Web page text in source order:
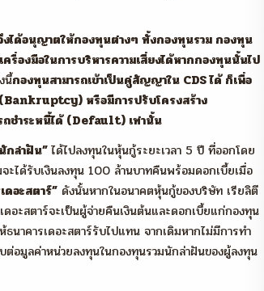
งได้อนุญาตให้กองทุนต่างๆ ทั้งกองทุนรวม กองทุน
รื่องมือในการบริหารความเสี่ยงได้หากกองทุนนั้นไป
นี้กองทุนสามารถเข้าเป็นคู่สัญญาใน CDS ได้ ก็เพื่อ
หรือมีการปรับโครงสร้าง
ชำระหนี้ได้ (Default) เท่านั้น
กล่าฝัน”ได้ไปลงทุนในหุ้นกู้ระยะเวลา 5 ปี ที่ออกโดย
ะได้รับเงินลงทุน 100 ล้านบาทคืนพร้อมดอกเบี้ยเมื่อ
ดอะสตาร์” ดังนั้นหากในอนาคตหุ้นกู้ของบริษัท เรียลิตี
ดอะสตาร์จะเป็นผู้จ่ายคืนเงินต้นและดอกเบี้ยแก่กองทุน
นาคารเดอะสตาร์รับไปแทน จากเดิมหากไม่มีการทำ
อมูลค่าหน่วยลงทุนในกองทุนรวมนักล่าฝันของผู้ลงทุน